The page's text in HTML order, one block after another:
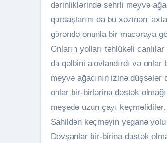
dərinliklərində sehrli meyvə
qardaşlarını da bu xəzinəni
görəndə onunla bir macəraya
Onların yolları təhlükəli
da qəlbini alovlandırdı və
meyvə ağacının izinə
onlar bir-birlərinə dəstək
meşədə uzun çayı
Sahildən keçməyin yeganə
Dovşanlar bir-birinə dəstək